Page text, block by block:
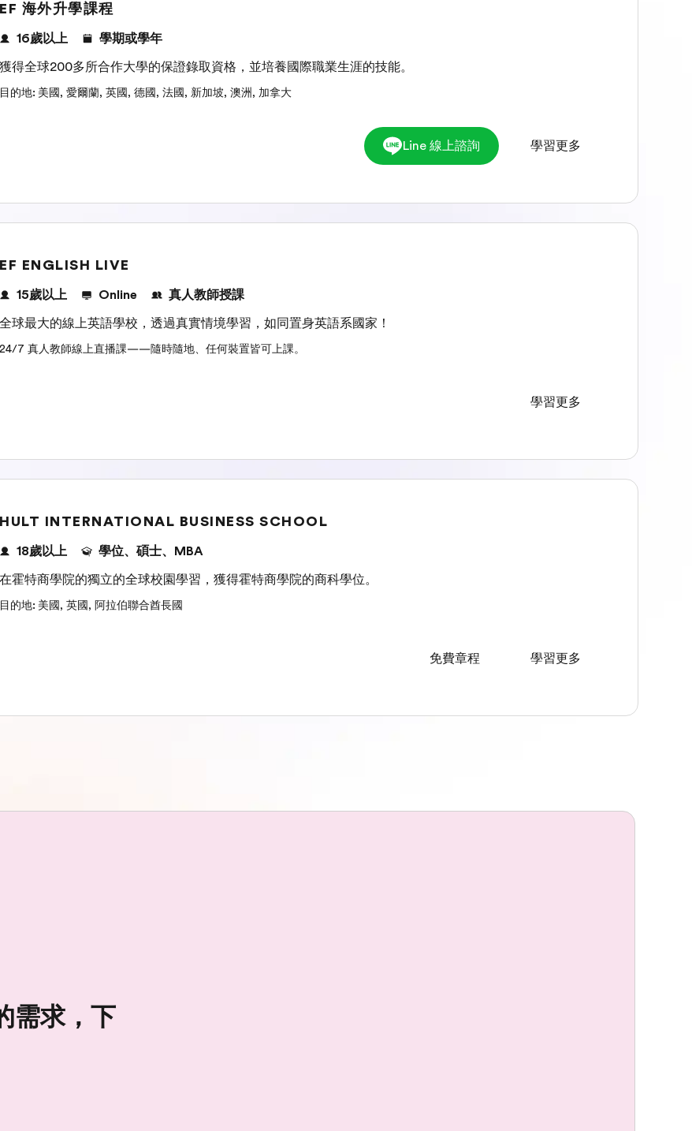
EF 海外升學課程
16歲以上
學期或學年
獲得全球200多所合作大學的保證錄取資格，並培養國際職業生涯的技能。
目的地: 美國, 愛爾蘭, 英國, 德國, 法國, 新加坡, 澳洲, 加拿大
學習更多
Line 線上諮詢
EF ENGLISH LIVE
15歲以上 Online
真人教師授課
全球最大的線上英語學校，透過真實情境學習，如同置身英語系國家！
24/7 真人教師線上直播課——隨時隨地、任何裝置皆可上課。
學習更多
HULT INTERNATIONAL BUSINESS SCHOOL
18歲以上
學位、碩士、MBA
在霍特商學院的獨立的全球校園學習，獲得霍特商學院的商科學位。
目的地: 美國, 英國, 阿拉伯聯合酋長國
學習更多
免費章程
需求，下